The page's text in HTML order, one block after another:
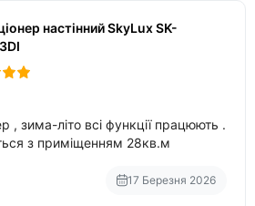
настінний SkyLux SK-
, зима-літо всі функції працюють .
з приміщенням 28кв.м
17 Березня 2026